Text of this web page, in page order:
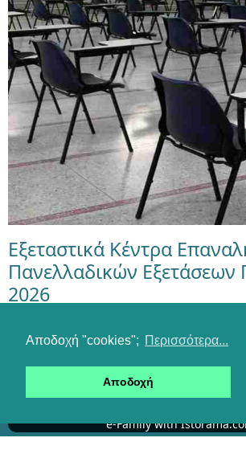
Αποδοχή "cookies"; Περισσότερα...
Αποδοχή
Εξεταστικά Κέντρα
Πανελλαδικών
2026
Επικοινωνία Όροι χρήσης Αναζήτηση
Είσοδος
e-Family with